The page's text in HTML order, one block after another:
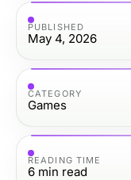
PUBLISHED
May 4, 2026
CATEGORY
Games
READING TIME
6 min read